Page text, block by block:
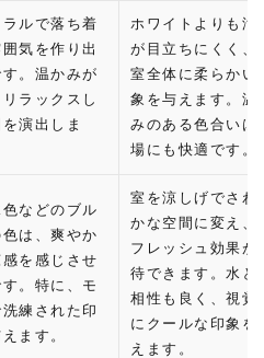
ルで落ち着
気を作り出
。温かみが
ラックスし
演出しま
ホワイトよりも汚
が目立ちにくく、
室全体に柔らかい
象を与えます。温
みのある色合いは
場にも快適です。
などのブル
色は、爽やか
を感じさせ
。特に、モ
練された印
ます。
室を涼しげでさわ
かな空間に変え、
フレッシュ効果が
待できます。水と
相性も良く、視覚
にクールな印象を
えます。